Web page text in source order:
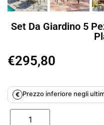
Set Da Giardino 5
€295,80
€ Prezzo inferiore negli